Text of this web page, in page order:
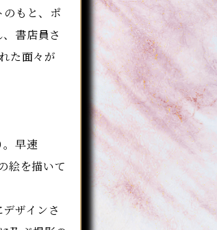
もと、ポ
書店員さ
た面々が
早速
絵を描いて
ザインさ